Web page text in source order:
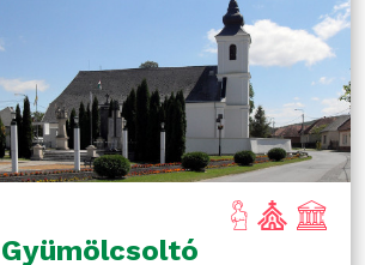
Gyümölcsoltó